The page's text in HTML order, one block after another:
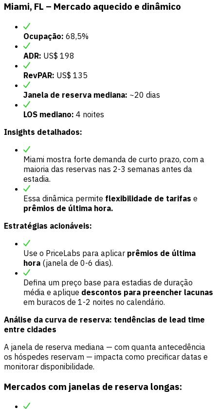
Miami, FL – Mercado aquecido e dinâmico
Ocupação: 68,5%
ADR: US$ 198
RevPAR: US$ 135
Janela de reserva mediana: ~20 dias
LOS mediano: 4 noites
Insights detalhados:
Miami mostra forte demanda de curto prazo, com a
maioria das reservas nas 2-3 semanas antes da
estadia.
Essa dinâmica permite flexibilidade de tarifas e
prêmios de última hora.
Estratégias acionáveis:
Use o PriceLabs para aplicar prêmios de última
hora (janela de 0-6 dias).
Defina um preço base para estadias de duração
média e aplique descontos para preencher lacunas
em buracos de 1-2 noites no calendário.
Análise da curva de reserva: tendências de lead time
entre cidades
A janela de reserva mediana — com quanta antecedência
os hóspedes reservam — impacta como precificar datas e
monitorar disponibilidade.
Mercados com janelas de reserva longas: